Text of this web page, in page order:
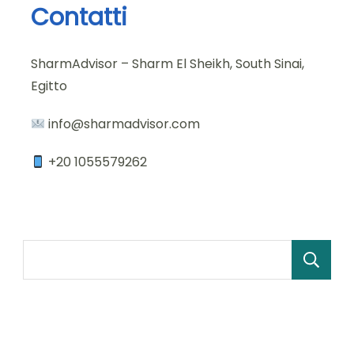
Contatti
SharmAdvisor – Sharm El Sheikh, South Sinai,
Egitto
info@sharmadvisor.com
+20 1055579262